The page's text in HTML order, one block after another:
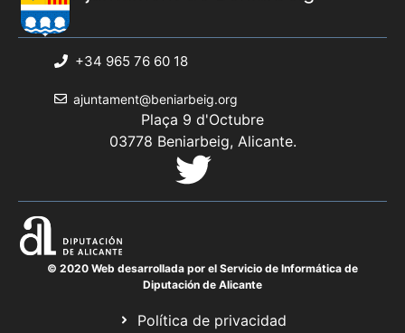
+34 965 76 60 18
ajuntament@beniarbeig.org
Plaça 9 d'Octubre
03778 Beniarbeig, Alicante.
© 2020 Web desarrollada por el Servicio de Informática de
Diputación de Alicante
Política de privacidad